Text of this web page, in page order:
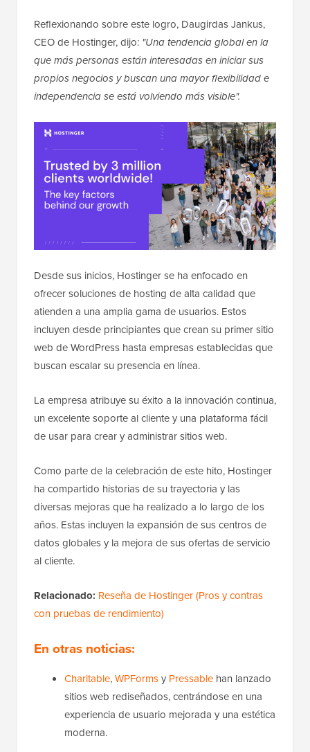
Reflexionando sobre este logro, Daugirdas Jankus,
CEO de Hostinger, dijo: "Una tendencia global en la
que más personas están interesadas en iniciar sus
propios negocios y buscan una mayor flexibilidad e
independencia se está volviendo más visible".
Desde sus inicios, Hostinger se ha enfocado en
ofrecer soluciones de hosting de alta calidad que
atienden a una amplia gama de usuarios. Estos
incluyen desde principiantes que crean su primer sitio
web de WordPress hasta empresas establecidas que
buscan escalar su presencia en línea.
La empresa atribuye su éxito a la innovación continua,
un excelente soporte al cliente y una plataforma fácil
de usar para crear y administrar sitios web.
Como parte de la celebración de este hito, Hostinger
ha compartido historias de su trayectoria y las
diversas mejoras que ha realizado a lo largo de los
años. Estas incluyen la expansión de sus centros de
datos globales y la mejora de sus ofertas de servicio
al cliente.
Relacionado: Reseña de Hostinger (Pros y contras
con pruebas de rendimiento)
En otras noticias:
Charitable,WPFormsy Pressable han lanzado
sitios web rediseñados, centrándose en una
experiencia de usuario mejorada y una estética
moderna.